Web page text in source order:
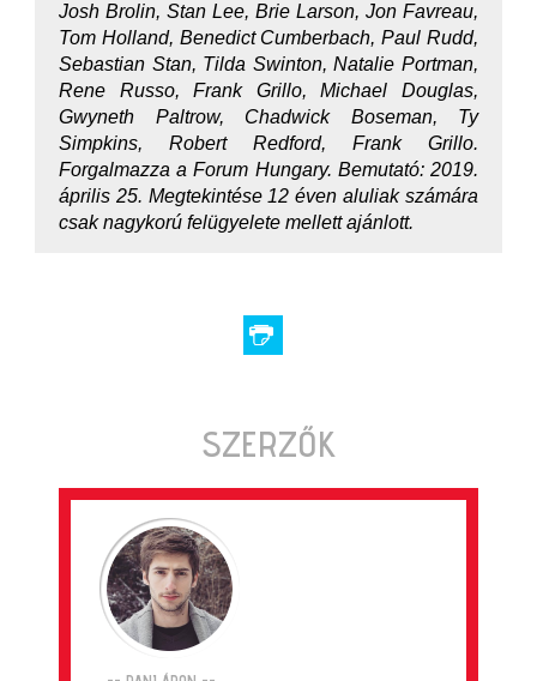
Josh Brolin, Stan Lee, Brie Larson, Jon Favreau,
Tom Holland, Benedict Cumberbach, Paul Rudd,
Sebastian Stan, Tilda Swinton, Natalie Portman,
Rene Russo, Frank Grillo, Michael Douglas,
Gwyneth Paltrow, Chadwick Boseman, Ty
Simpkins, Robert Redford, Frank Grillo.
Forgalmazza a Forum Hungary. Bemutató: 2019.
április 25. Megtekintése 12 éven aluliak számára
csak nagykorú felügyelete mellett ajánlott.
SZERZŐK